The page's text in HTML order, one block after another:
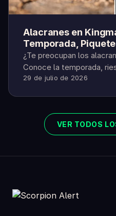
Alacranes en
Temporada,
¿Te preocupan los
Conoce la temporada,
auxilios y cómo sellar tu
29 de julio de 2026
VER TODOS